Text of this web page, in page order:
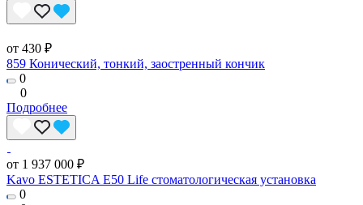
от 430 ₽
859 Конический, тонкий, заостренный кончик
0
0
Подробнее
от 1 937 000 ₽
Kavo ESTETICA E50 Life стоматологическая установка
0